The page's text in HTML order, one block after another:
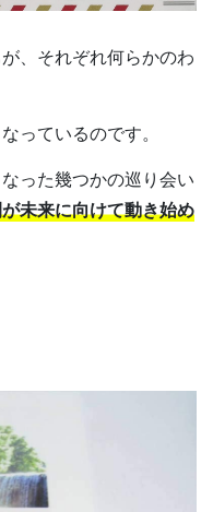
、それぞれ何らかのわ
っているのです。
った幾つかの巡り会い
未来に向けて動き始め